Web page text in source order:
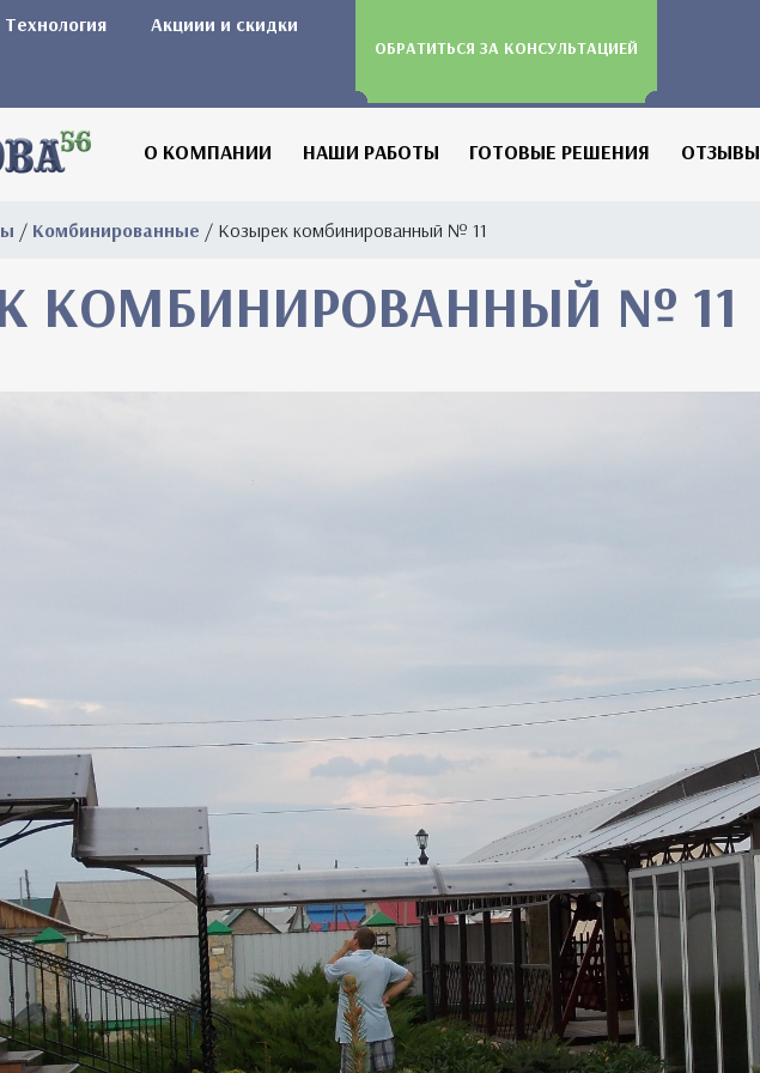
Технология Акциии и скидки
ОБРАТИТЬСЯ ЗА КОНСУЛЬТАЦИЕЙ
О КОМПАНИИ НАШИ РАБОТЫ ГОТОВЫЕ РЕШЕНИЯ ОТЗЫВЫ
/ Комбинированные / Козырек комбинированный № 11
КОМБИНИРОВАННЫЙ № 11